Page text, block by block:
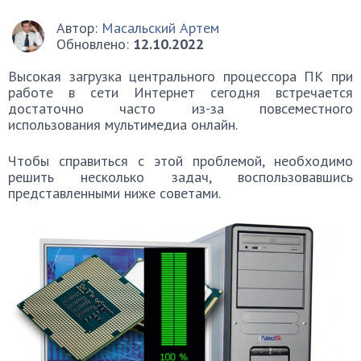
Автор: Масальский Артем
Обновлено: 12.10.2022
Высокая загрузка центрального процессора ПК при
работе в сети Интернет сегодня встречается
достаточно часто из-за повсеместного
использования мультимедиа онлайн.
Чтобы справиться с этой проблемой, необходимо
решить несколько задач, воспользовавшись
представленными ниже советами.